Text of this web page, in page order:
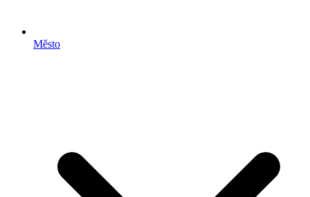
Město